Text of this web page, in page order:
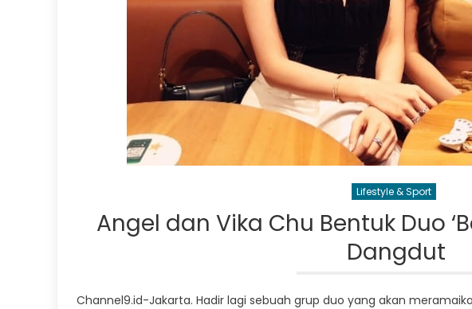
Lifestyle & Sport
Angel dan Vika Chu Bentuk Duo
Dangdut
Channel9.id-Jakarta. Hadir lagi sebuah grup duo yang akan